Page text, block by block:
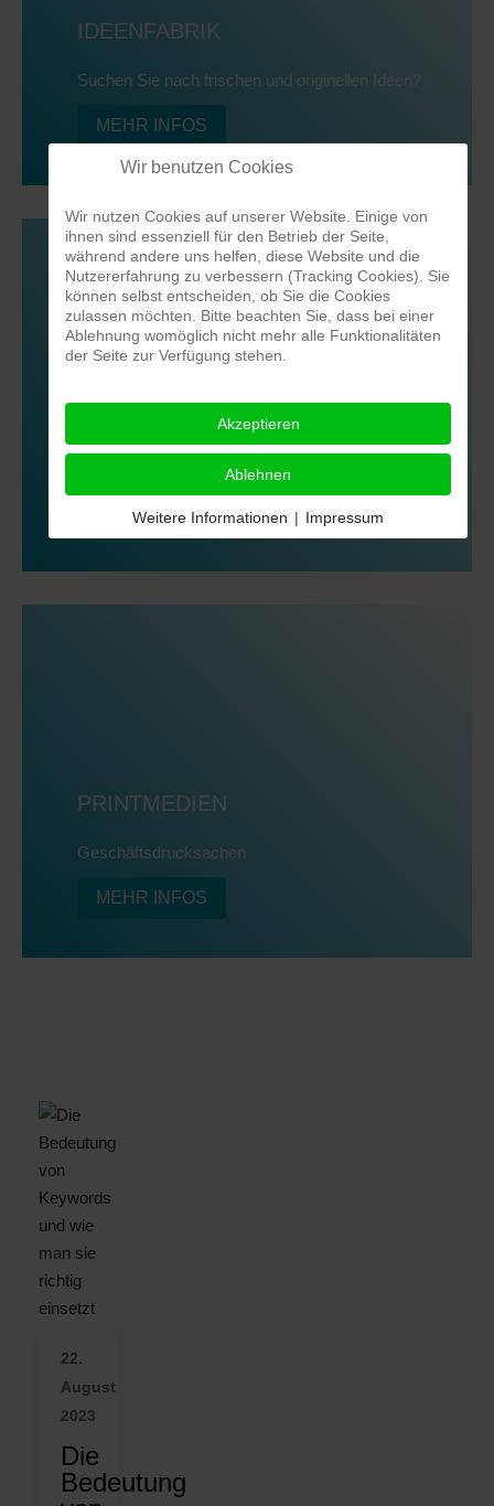
IDEENFABRIK
Suchen Sie nach frischen und originellen Ideen?
MEHR INFOS
BUSINESSFOTOGRAFIE
Bedeutung eines starken visuellen Auftritts
MEHR INFOS
PRINTMEDIEN
Geschäftsdrucksachen
MEHR INFOS
22.
August
2023
Die
Bedeutung
Wir benutzen Cookies
Wir nutzen Cookies auf unserer Website. Einige von
ihnen sind essenziell für den Betrieb der Seite,
während andere uns helfen, diese Website und die
Nutzererfahrung zu verbessern (Tracking Cookies). Sie
können selbst entscheiden, ob Sie die Cookies
zulassen möchten. Bitte beachten Sie, dass bei einer
Ablehnung womöglich nicht mehr alle Funktionalitäten
der Seite zur Verfügung stehen.
Akzeptieren
Ablehnen
Weitere Informationen | Impressum